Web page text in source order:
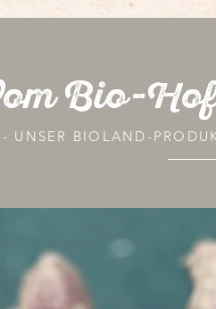
Bio-Hof
- UNSER BIOLAND-